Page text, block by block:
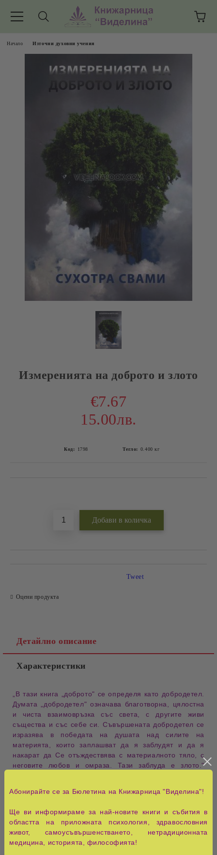
Начало Източни духовни учения
Измеренията на доброто и злото
€7.67
15.00лв.
Код: 1798 Тегло: 0.400 кг
Оцени продукта
Tweet
Детайлно описание
Характеристики
„В тази книга „доброто" се определя като добродетел.
Думата „добродетел" означава благотворна, цялостна
и чиста взаимовръзка със света, с другите живи
същества и със себе си. Съвършената добродетел се
изразява в победата на душата над силите на
материята, които заплашват да я заблудят и да я
накарат да Се отъждествява с материалното тяло, с
неговите любов и омраза. Тази заблуда е злото."
западната философия да реши проблема добро-зло.
читателя до окончателното добро - служенето на Бога.
Абонирайте се за Бюлетина на Книжарница "Виделина"!
Ще ви информираме за най-новите книги и събития в
областта на приложната психология, здравословния
живот, самоусъвършенстването, нетрадиционната
медицина, историята, философията!